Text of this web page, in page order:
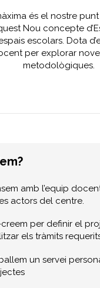
és el nostre
Nou concepte
escolars. Dota
per explorar
metodològiques.
amb l’equip
actors del centre.
per definir el
els tràmits
un servei